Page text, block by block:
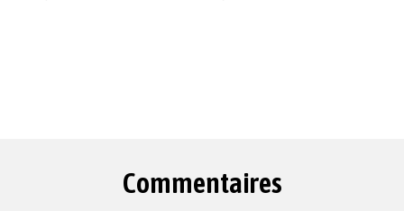
Commentaires